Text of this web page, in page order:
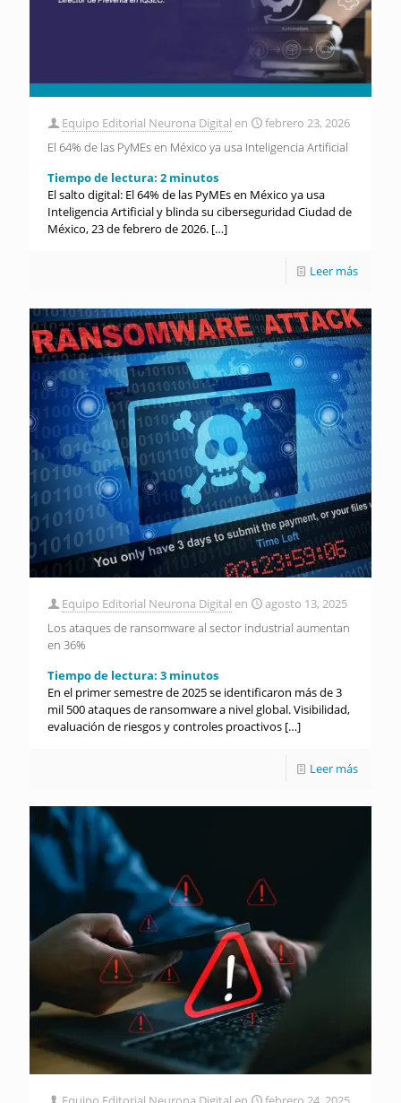
Equipo Editorial Neurona Digital en
febrero 23, 2026
El 64% de las PyMEs en México ya usa Inteligencia Artificial
Tiempo de lectura: 2 minutos
El salto digital: El 64% de las PyMEs en México ya usa
Inteligencia Artificial y blinda su ciberseguridad Ciudad de
México, 23 de febrero de 2026. […]
Leer más
Equipo Editorial Neurona Digital en
agosto 13, 2025
Los ataques de ransomware al sector industrial aumentan
en 36%
Tiempo de lectura: 3 minutos
En el primer semestre de 2025 se identificaron más de 3
mil 500 ataques de ransomware a nivel global. Visibilidad,
evaluación de riesgos y controles proactivos […]
Leer más